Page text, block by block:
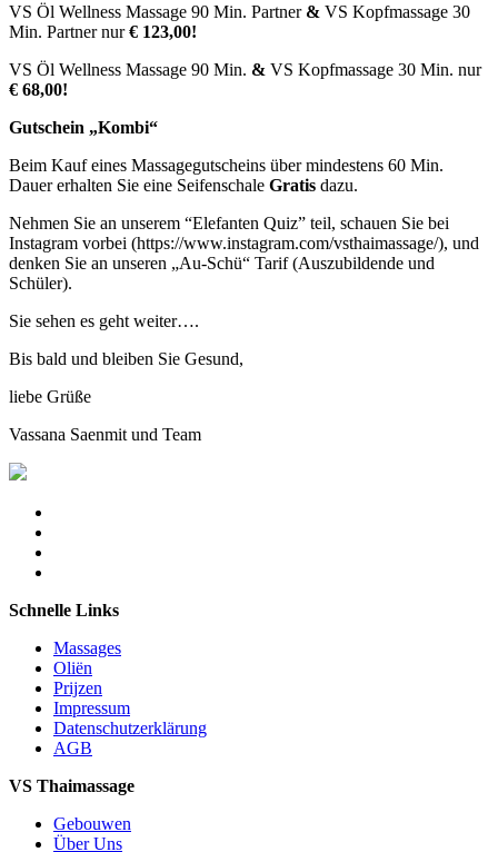
VS Öl Wellness Massage 90 Min. Partner & VS Kopfmassage 30
Min. Partner nur€ 123,00!
VS Öl Wellness Massage 90 Min. & VS Kopfmassage 30 Min. nur
€ 68,00!
Gutschein „Kombi“
Beim Kauf eines Massagegutscheins über mindestens 60 Min.
Dauer erhalten Sie eine Seifenschale Gratis dazu.
Nehmen Sie an unserem “Elefanten Quiz” teil, schauen Sie bei
Instagram vorbei (https://www.instagram.com/vsthaimassage/), und
denken Sie an unseren „Au-Schü“ Tarif (Auszubildende und
Schüler).
Sie sehen es geht weiter….
Bis bald und bleiben Sie Gesund,
liebe Grüße
Vassana Saenmit und Team
Schnelle Links
Massages
Oliën
Prijzen
Impressum
Datenschutzerklärung
AGB
VS Thaimassage
Gebouwen
Über Uns